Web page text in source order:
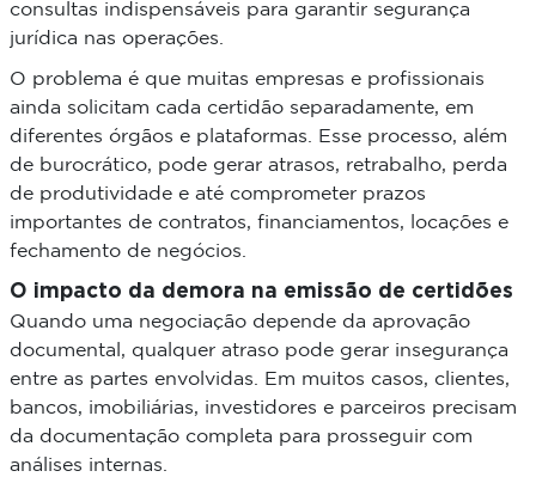
consultas indispensáveis para garantir segurança
jurídica nas operações.
O problema é que muitas empresas e profissionais
ainda solicitam cada certidão separadamente, em
diferentes órgãos e plataformas. Esse processo, além
de burocrático, pode gerar atrasos, retrabalho, perda
de produtividade e até comprometer prazos
importantes de contratos, financiamentos, locações e
fechamento de negócios.
O impacto da demora na emissão de certidões
Quando uma negociação depende da aprovação
documental, qualquer atraso pode gerar insegurança
entre as partes envolvidas. Em muitos casos, clientes,
bancos, imobiliárias, investidores e parceiros precisam
da documentação completa para prosseguir com
análises internas.